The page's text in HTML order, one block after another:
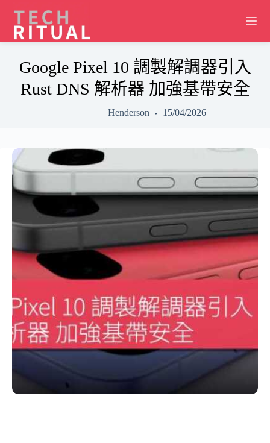
content
Google Pixel 10 調製解調器引入
Rust DNS 解析器 加強基帶安全
Henderson 15/04/2026